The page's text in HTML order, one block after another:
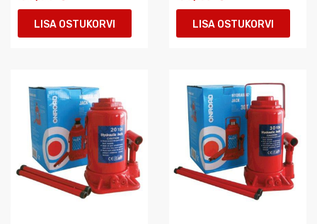
LISA OSTUKORVI LISA OSTUKORVI